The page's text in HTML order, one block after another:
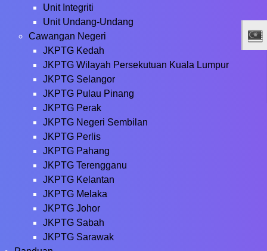
Unit Integriti
Unit Undang-Undang
Cawangan Negeri
JKPTG Kedah
JKPTG Wilayah Persekutuan Kuala Lumpur
JKPTG Selangor
JKPTG Pulau Pinang
JKPTG Perak
JKPTG Negeri Sembilan
JKPTG Perlis
JKPTG Pahang
JKPTG Terengganu
JKPTG Kelantan
JKPTG Melaka
JKPTG Johor
JKPTG Sabah
JKPTG Sarawak